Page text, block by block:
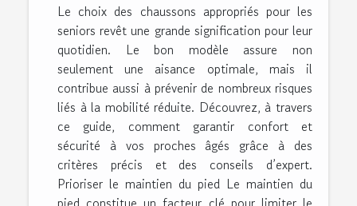
Le choix des chaussons appropriés pour les
seniors revêt une grande signification pour leur
quotidien. Le bon modèle assure non
seulement une aisance optimale, mais il
contribue aussi à prévenir de nombreux risques
liés à la mobilité réduite. Découvrez, à travers
ce guide, comment garantir confort et
sécurité à vos proches âgés grâce à des
critères précis et des conseils d’expert.
Prioriser le maintien du pied Le maintien du